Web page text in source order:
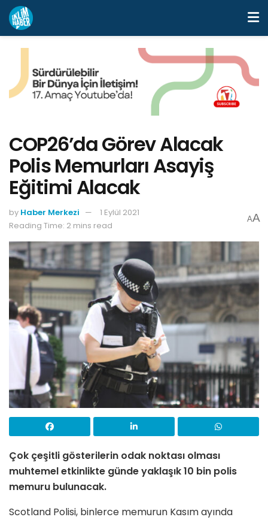
COP26’da Görev Alacak
Polis Memurları Asayiş
Eğitimi Alacak
by Haber Merkezi
1 Eylül 2021
Reading Time: 2 mins read
AA
Çok çeşitli gösterilerin odak noktası olması
muhtemel etkinlikte günde yaklaşık 10 bin polis
memuru bulunacak.
Scotland Polisi, binlerce memurun Kasım ayında